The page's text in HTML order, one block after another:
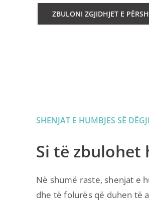
ZBULONI ZGJIDHJET E
SHENJAT E HUMBJES SË
Si të
Në shumë raste, shenjat e
dhe të folurës që duhen të